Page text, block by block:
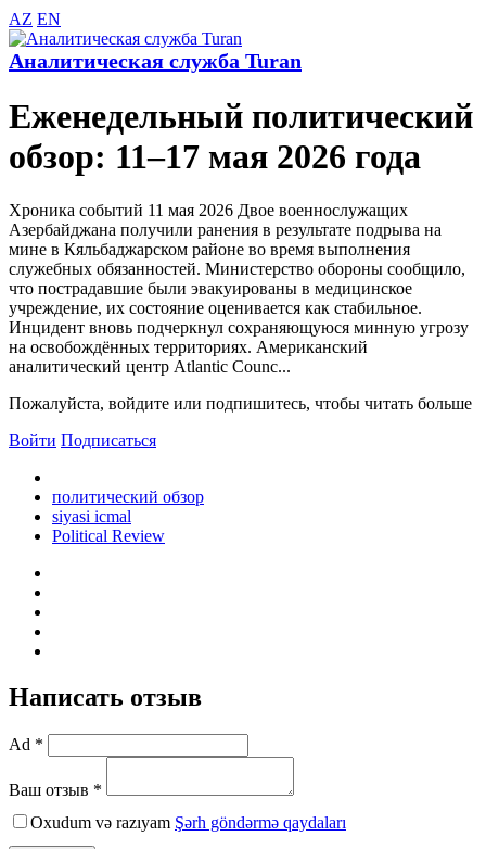
AZ EN
Аналитическая служба Turan
Еженедельный политический
обзор: 11–17 мая 2026 года
Хроника событий 11 мая 2026 Двое военнослужащих
Азербайджана получили ранения в результате подрыва на
мине в Кяльбаджарском районе во время выполнения
служебных обязанностей. Министерство обороны сообщило,
что пострадавшие были эвакуированы в медицинское
учреждение, их состояние оценивается как стабильное.
Инцидент вновь подчеркнул сохраняющуюся минную угрозу
на освобождённых территориях. Американский
аналитический центр Atlantic Counc...
Пожалуйста, войдите или подпишитесь, чтобы читать больше
Войти Подписаться
политический обзор
siyasi icmal
Political Review
Написать отзыв
Ad *
Ваш отзыв *
Oxudum və razıyam Şərh göndərmə qaydaları